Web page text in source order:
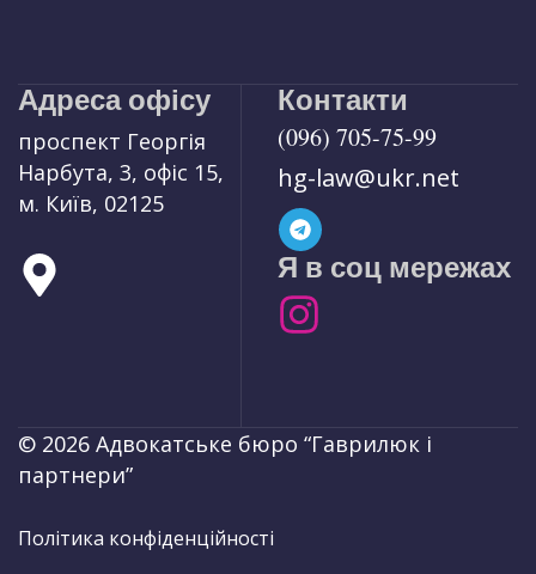
Адреса офісу
проспект Георгія
Нарбута, 3, офіс 15,
м. Київ, 02125
Контакти
(096) 705-75-99
hg-law@ukr.net
Я в соц мережах
© 2026 Адвокатське бюро “Гаврилюк і
партнери”
Політика конфіденційності